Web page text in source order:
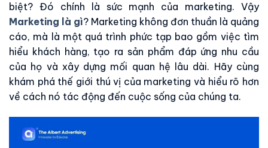
biệt? Đó chính là sức mạnh của marketing. Vậy
Marketing là gì? Marketing không đơn thuần là quảng
cáo, mà là một quá trình phức tạp bao gồm việc tìm
hiểu khách hàng, tạo ra sản phẩm đáp ứng nhu cầu
của họ và xây dựng mối quan hệ lâu dài. Hãy cùng
khám phá thế giới thú vị của marketing và hiểu rõ hơn
về cách nó tác động đến cuộc sống của chúng ta.